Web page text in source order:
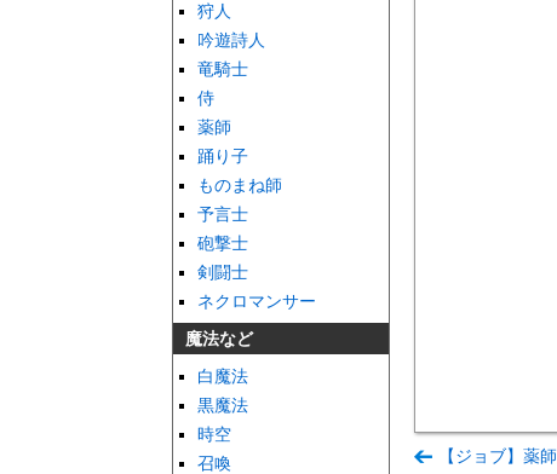
狩人
吟遊詩人
竜騎士
侍
薬師
踊り子
ものまね師
予言士
砲撃士
剣闘士
ネクロマンサー
魔法など
白魔法
黒魔法
時空
召喚
【ジョブ】薬師